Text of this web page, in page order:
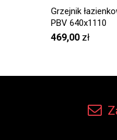
Grzejnik
PBV 640x1110
469,00 zł